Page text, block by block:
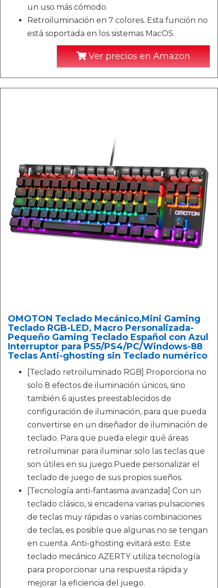
un uso más cómodo.
Retroiluminación en 7 colores. Esta función no
está soportada en los sistemas MacOS.
Ver precios en Amazon
OMOTON Teclado Mecánico,Mini Gaming
Teclado RGB-LED, Macro Personalizada-
Pequeño Gaming Teclado Español con Azul
Interruptor para PS5/PS4/PC/Windows-88
Teclas Anti-ghosting sin Teclado numérico
[Teclado retroiluminado RGB] Proporciona no
solo 8 efectos de iluminación únicos, sino
también 6 ajustes preestablecidos de
configuración de iluminación, para que pueda
convertirse en un diseñador de iluminación de
teclado. Para que pueda elegir qué áreas
retroiluminar para iluminar solo las teclas que
son útiles en su juego.Puede personalizar el
teclado de juego de sus propios sueños.
[Tecnología anti-fantasma avanzada] Con un
teclado clásico, si encadena varias pulsaciones
de teclas muy rápidas o varias combinaciones
de teclas, es posible que algunas no se tengan
en cuenta. Anti-ghosting evitará esto. Este
teclado mecánico AZERTY utiliza tecnología
para proporcionar una respuesta rápida y
mejorar la eficiencia del juego.